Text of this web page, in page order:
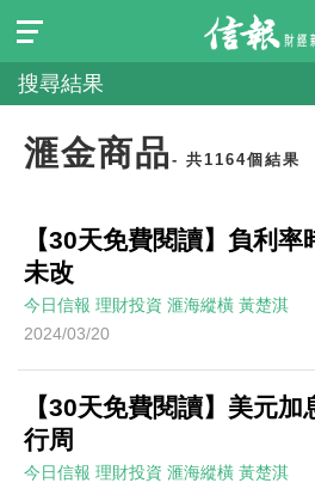
搜尋結果
滙金商品 - 共1164個結果
【30天免費閱讀】負利
未改
今日信報 理財投資 滙海縱橫 黃楚淇
2024/03/20
【30天免費閱讀】美元
行周
今日信報 理財投資 滙海縱橫 黃楚淇